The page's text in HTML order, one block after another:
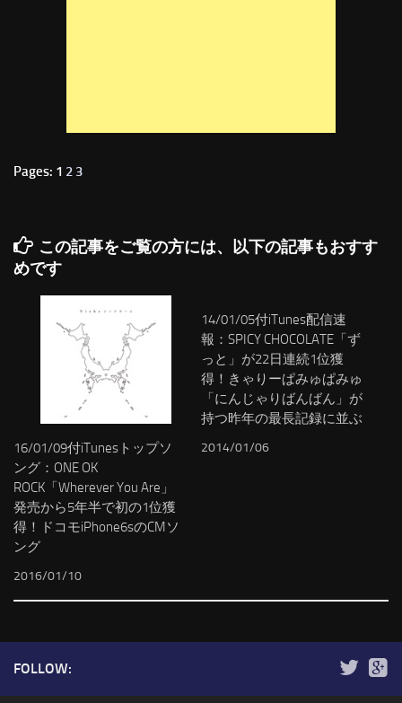
Pages: 1 2 3
この記事をご覧の方には、以下の記事もおすす
めです
16/01/09付iTunesトップソ
ング：ONE OK
ROCK「Wherever You Are」
発売から5年半で初の1位獲
得！ドコモiPhone6sのCMソ
ング
2016/01/10
14/01/05付iTunes配信速
報：SPICY CHOCOLATE「ず
っと」が22日連続1位獲
得！きゃりーぱみゅぱみゅ
「にんじゃりばんばん」が
持つ昨年の最長記録に並ぶ
2014/01/06
FOLLOW: